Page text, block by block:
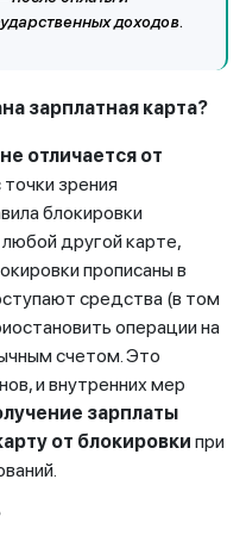
доходов.
зарплатная карта?
отличается от
точки зрения
блокировки
другой карте,
прописаны в
средства (в том
операции на
счетом. Это
и внутренних мер
зарплаты
от блокировки при